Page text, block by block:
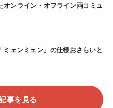
オンライン・オフライン両コミュ
ミェンミェン」の仕様おさらいと
事を見る